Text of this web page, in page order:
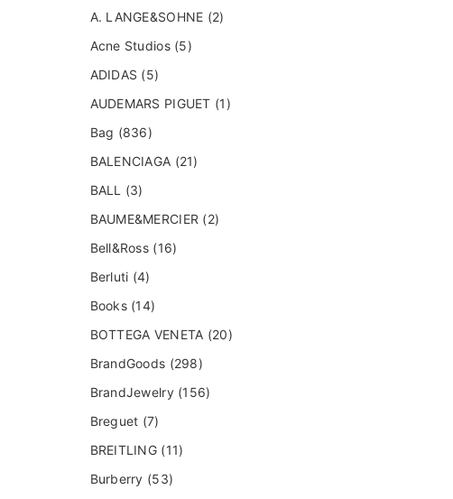
A. LANGE&SOHNE (2)
Acne Studios (5)
ADIDAS (5)
AUDEMARS PIGUET (1)
Bag (836)
BALENCIAGA (21)
BALL (3)
BAUME&MERCIER (2)
Bell&Ross (16)
Berluti (4)
Books (14)
BOTTEGA VENETA (20)
BrandGoods (298)
BrandJewelry (156)
Breguet (7)
BREITLING (11)
Burberry (53)